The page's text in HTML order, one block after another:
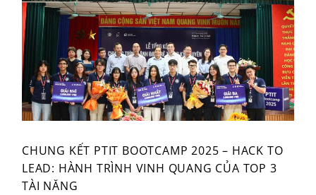
CHUNG KẾT PTIT BOOTCAMP 2025 – HACK TO
LEAD: HÀNH TRÌNH VINH QUANG CỦA TOP 3
TÀI NĂNG